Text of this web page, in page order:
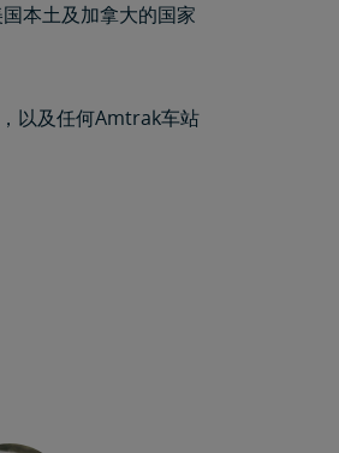
本土及加拿大的国家
以及任何Amtrak车站